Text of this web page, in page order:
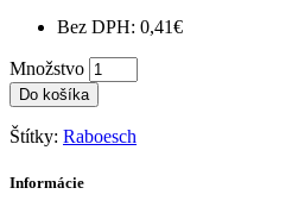
Bez DPH: 0,41€
Množstvo
Do košíka
Štítky: Raboesch
Informácie